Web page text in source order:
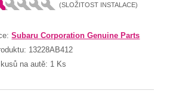
(SLOŽITOST INSTALACE)
Subaru Corporation Genuine Parts
13228AB412
na autě: 1 Ks